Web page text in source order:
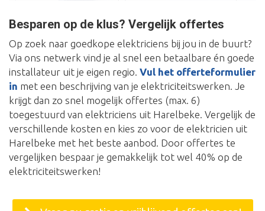
Besparen op de klus? Vergelijk offertes
Op zoek naar goedkope elektriciens bij jou in de buurt?
Via ons netwerk vind je al snel een betaalbare én goede
installateur uit je eigen regio. Vul het offerteformulier
in met een beschrijving van je elektriciteitswerken. Je
krijgt dan zo snel mogelijk offertes (max. 6)
toegestuurd van elektriciens uit Harelbeke. Vergelijk de
verschillende kosten en kies zo voor de elektricien uit
Harelbeke met het beste aanbod. Door offertes te
vergelijken bespaar je gemakkelijk tot wel 40% op de
elektriciteitswerken!